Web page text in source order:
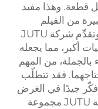
قطعة. وهذا مفيد
من الفيلم
لتصنيع العديد من اللوحات الإرشادية. وتقدِّم شركة JUTU
أكبر، مما يجعله
بالجملة، من المهم
فقد تتطلّب
فكّر جيدًا في الغرض
الذي ستستخدمه من أجله. وتوفِّر شركة JUTU مجموعة